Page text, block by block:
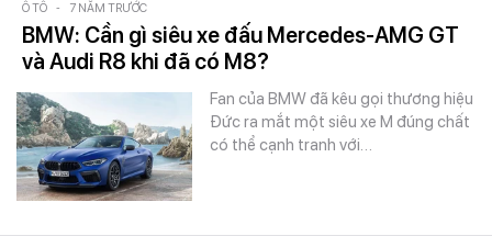
Ô TÔ - 7 NĂM TRƯỚC
BMW: Cần gì siêu xe đấu Mercedes-AMG GT
và Audi R8 khi đã có M8?
Fan của BMW đã kêu gọi thương hiệu
Đức ra mắt một siêu xe M đúng chất
có thể cạnh tranh với…